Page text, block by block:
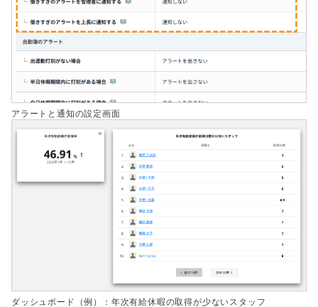
アラートと通知の設定画面
ダッシュボード（例）：年次有給休暇の取得が少ないスタッフ